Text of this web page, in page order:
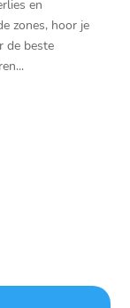
en
zones, hoor je
de beste